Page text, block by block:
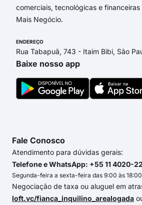
comerciais, tecnológicas e
Mais Negócio.
ENDEREÇO
Rua Tabapuã, 743 - Itaim Bibi, São
Baixe nosso app
Fale Conosco
Atendimento para dúvidas gerais:
Telefone e WhatsApp: +55 11 4020-
Segunda-feira a sexta-feira das 9:00 às 18:00
Negociação de taxa ou aluguel em
loft.vc/fianca_inquilino_arealogada